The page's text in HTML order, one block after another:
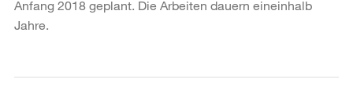
Anfang 2018 geplant. Die Arbeiten dauern eineinhalb
Jahre.